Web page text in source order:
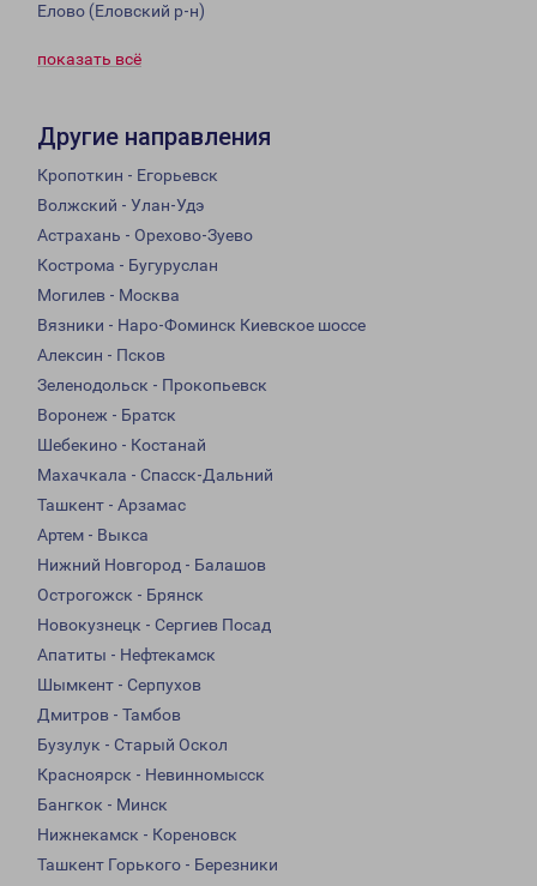
Елово (Еловский р-н)
показать всё
Другие направления
Кропоткин - Егорьевск
Волжский - Улан-Удэ
Астрахань - Орехово-Зуево
Кострома - Бугуруслан
Могилев - Москва
Вязники - Наро-Фоминск Киевское шоссе
Алексин - Псков
Зеленодольск - Прокопьевск
Воронеж - Братск
Шебекино - Костанай
Махачкала - Спасск-Дальний
Ташкент - Арзамас
Артем - Выкса
Нижний Новгород - Балашов
Острогожск - Брянск
Новокузнецк - Сергиев Посад
Апатиты - Нефтекамск
Шымкент - Серпухов
Дмитров - Тамбов
Бузулук - Старый Оскол
Красноярск - Невинномысск
Бангкок - Минск
Нижнекамск - Кореновск
Ташкент Горького - Березники